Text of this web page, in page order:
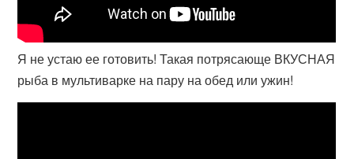
Я не устаю ее готовить! Такая потрясающе ВКУСНАЯ
рыба в мультиварке на пару на обед или ужин!